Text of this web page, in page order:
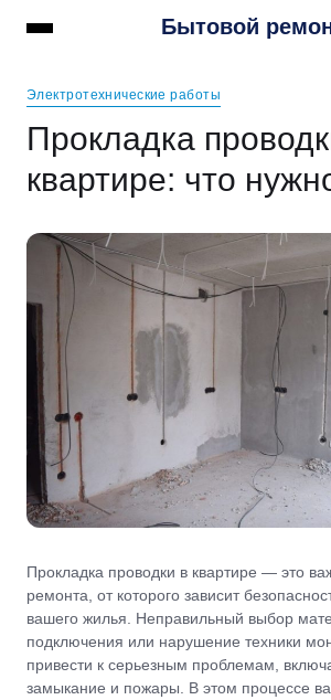
Бытовой
Электротехнические работы
Прокладка
квартире: что
Прокладка проводки в квартире — это
ремонта, от которого зависит
вашего жилья. Неправильный выбор
подключения или нарушение техники
привести к серьезным проблемам,
замыкание и пожары. В этом процессе